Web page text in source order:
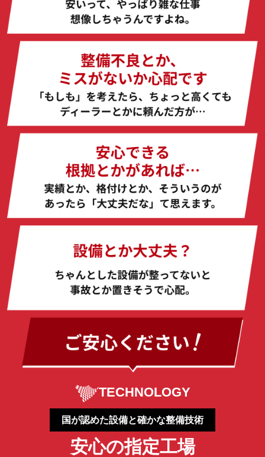
TECHNOLOGY
国が認めた設備と確かな整備技術
安心の指定工場